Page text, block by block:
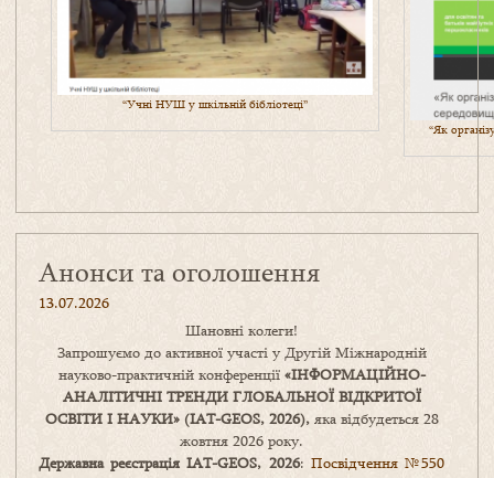
“Учні НУШ у шкільній бібліотеці”
“Як
Анонси та оголошення
13.07.2026
Шановні колеги!
Запрошуємо до активної участі у Другій Міжнародній
науково-практичній конференції «ІНФОРМАЦІЙНО-
АНАЛІТИЧНІ ТРЕНДИ ГЛОБАЛЬНОЇ ВІДКРИТОЇ
ОСВІТИ І НАУКИ» (IAT-GEOS, 2026),яка відбудеться 28
жовтня 2026 року.
Державна реєстрація IAT-GEOS, 2026: Посвідчення №550